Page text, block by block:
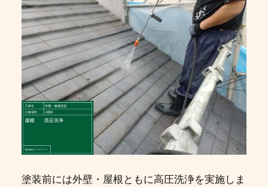
塗装前には外壁・屋根ともに高圧洗浄を実施しま